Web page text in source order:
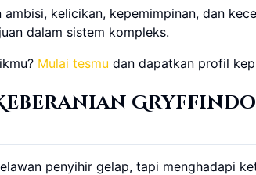
ambisi, kelicikan, kepemimpinan, dan
dalam sistem kompleks.
Mulai tesmu dan dapatkan profil
penyihir gelap, tapi menghadapi